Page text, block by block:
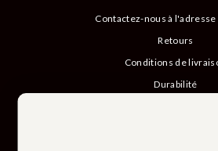
Contactez-nous à
Retours
Conditions de
Durabilité